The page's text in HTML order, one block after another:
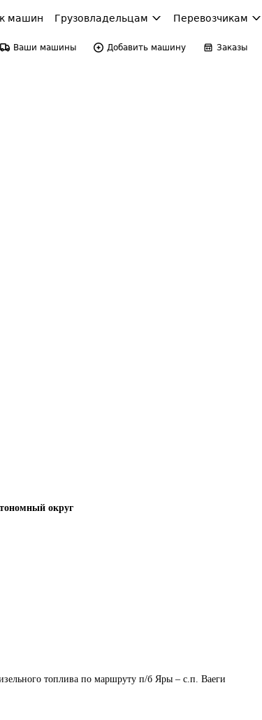
машин Грузовладельцам Перевозчикам
Ваши машины Добавить машину Заказы
округ
топлива по маршруту п/б Яры – с.п. Ваеги